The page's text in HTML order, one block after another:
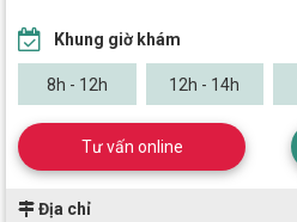
Khung giờ khám
8h - 12h 12h - 14h
Tư vấn online
Địa chỉ